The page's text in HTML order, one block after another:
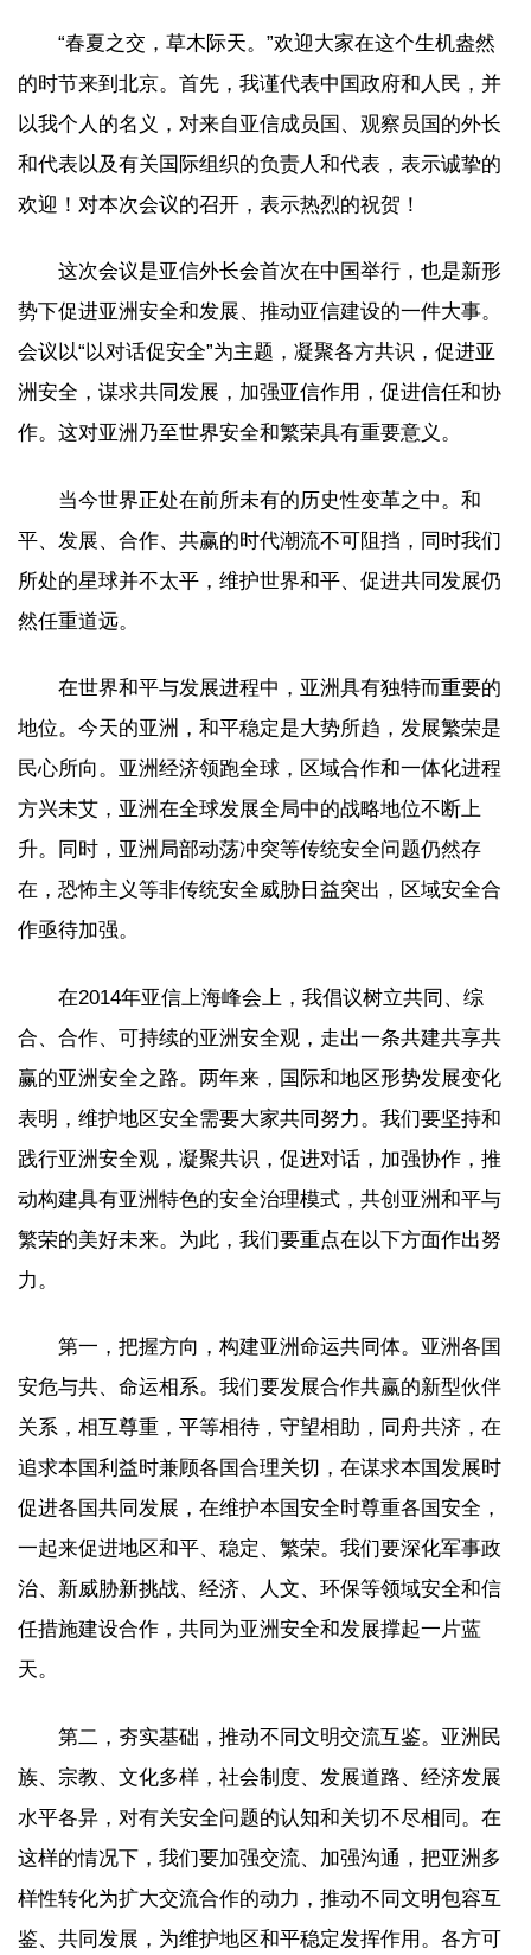
“春夏之交，草木际天。”欢迎大家在这个生机盎然
的时节来到北京。首先，我谨代表中国政府和人民，并
以我个人的名义，对来自亚信成员国、观察员国的外长
和代表以及有关国际组织的负责人和代表，表示诚挚的
欢迎！对本次会议的召开，表示热烈的祝贺！
这次会议是亚信外长会首次在中国举行，也是新形
势下促进亚洲安全和发展、推动亚信建设的一件大事。
会议以“以对话促安全”为主题，凝聚各方共识，促进亚
洲安全，谋求共同发展，加强亚信作用，促进信任和协
作。这对亚洲乃至世界安全和繁荣具有重要意义。
当今世界正处在前所未有的历史性变革之中。和
平、发展、合作、共赢的时代潮流不可阻挡，同时我们
所处的星球并不太平，维护世界和平、促进共同发展仍
然任重道远。
在世界和平与发展进程中，亚洲具有独特而重要的
地位。今天的亚洲，和平稳定是大势所趋，发展繁荣是
民心所向。亚洲经济领跑全球，区域合作和一体化进程
方兴未艾，亚洲在全球发展全局中的战略地位不断上
升。同时，亚洲局部动荡冲突等传统安全问题仍然存
在，恐怖主义等非传统安全威胁日益突出，区域安全合
作亟待加强。
在2014年亚信上海峰会上，我倡议树立共同、综
合、合作、可持续的亚洲安全观，走出一条共建共享共
赢的亚洲安全之路。两年来，国际和地区形势发展变化
表明，维护地区安全需要大家共同努力。我们要坚持和
践行亚洲安全观，凝聚共识，促进对话，加强协作，推
动构建具有亚洲特色的安全治理模式，共创亚洲和平与
繁荣的美好未来。为此，我们要重点在以下方面作出努
力。
第一，把握方向，构建亚洲命运共同体。亚洲各国
安危与共、命运相系。我们要发展合作共赢的新型伙伴
关系，相互尊重，平等相待，守望相助，同舟共济，在
追求本国利益时兼顾各国合理关切，在谋求本国发展时
促进各国共同发展，在维护本国安全时尊重各国安全，
一起来促进地区和平、稳定、繁荣。我们要深化军事政
治、新威胁新挑战、经济、人文、环保等领域安全和信
任措施建设合作，共同为亚洲安全和发展撑起一片蓝
天。
第二，夯实基础，推动不同文明交流互鉴。亚洲民
族、宗教、文化多样，社会制度、发展道路、经济发展
水平各异，对有关安全问题的认知和关切不尽相同。在
这样的情况下，我们要加强交流、加强沟通，把亚洲多
样性转化为扩大交流合作的动力，推动不同文明包容互
鉴、共同发展，为维护地区和平稳定发挥作用。各方可